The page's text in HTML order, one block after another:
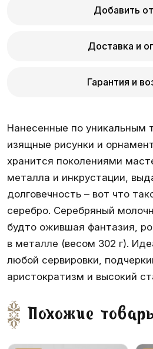
Добавить
Доставка и
Гарантия и
Нанесенные по уникальным
изящные рисунки и
хранится поколениями
металла и инкрустации,
долговечность – вот что
серебро. Серебряный
будто ожившая фантазия,
в металле (весом 302 г).
любой сервировки,
аристократизм и высокий
Похожие